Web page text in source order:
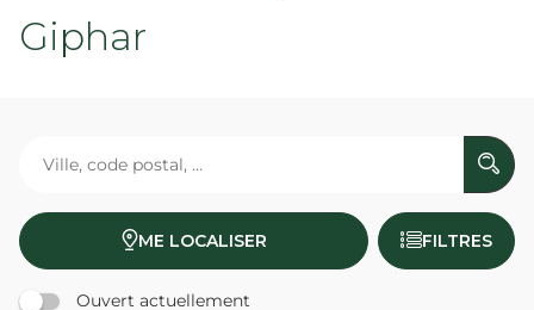
Giphar
ME LOCALISER FILTRES
Ouvert actuellement